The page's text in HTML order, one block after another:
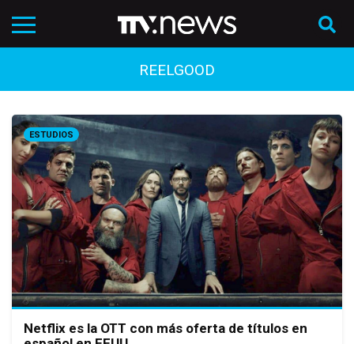
REELGOOD
ESTUDIOS
Netflix es la OTT con más oferta de títulos en